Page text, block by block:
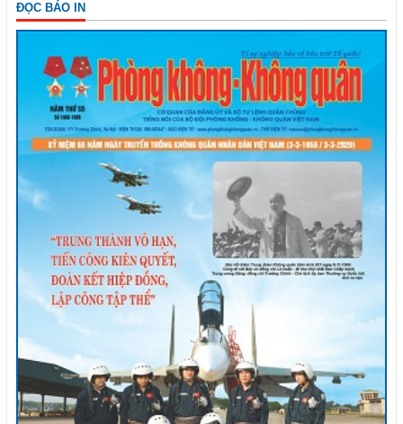
ĐỌC BÁO IN